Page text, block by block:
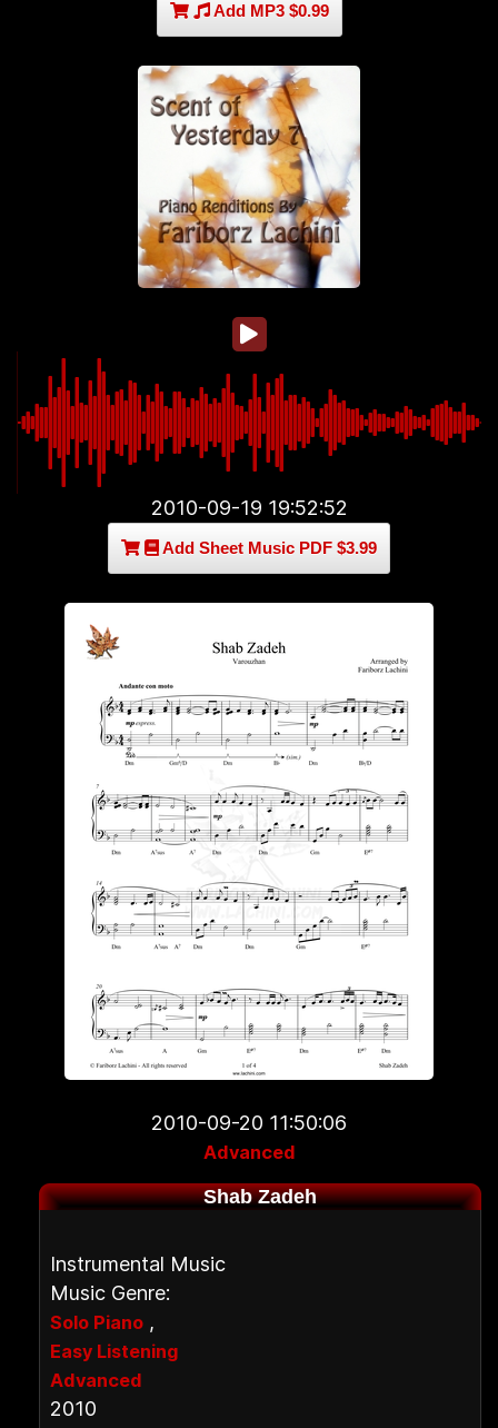
Add MP3 $0.99
2010-09-19 19:52:52
Add Sheet Music PDF $3.99
2010-09-20 11:50:06
Advanced
Shab Zadeh
Instrumental Music
Music Genre:
Solo Piano ,
Easy Listening
Advanced
2010